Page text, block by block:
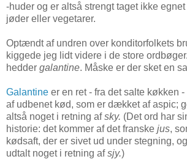
-huder og er altså strengt taget ikke egnet
jøder eller vegetarer.
Optændt af undren over konditorfolkets
kiggede jeg lidt videre i de store
hedder galantine. Måske er der sket en
Galantine er en ret - fra det salte køkken
af udbenet kød, som er dækket af aspic;
altså noget i retning afsky. (Det ord har
historie: det kommer af det franske jus,
kødsaft, der er sivet ud under stegning,
udtalt noget i retning afsjy.)